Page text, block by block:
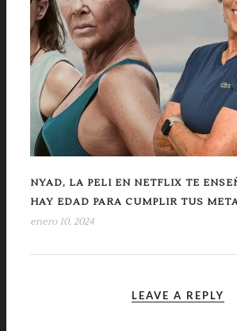
NYAD, LA PELI EN NETFLIX TE
HAY EDAD PARA CUMPLIR TUS
enero 10, 2024
LEAVE A REPLY